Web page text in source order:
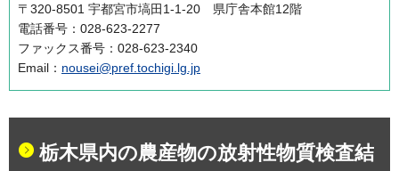
〒320-8501 宇都宮市塙田1-1-20 県庁舎本館12階
電話番号：028-623-2277
ファックス番号：028-623-2340
Email： nousei@pref.tochigi.lg.jp
栃木県内の農産物の放射性物質検査結